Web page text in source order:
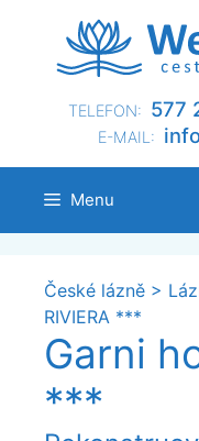
TELEFON: 577
E-MAIL:
Menu
České lázně >
RIVIERA ***
Garni
***